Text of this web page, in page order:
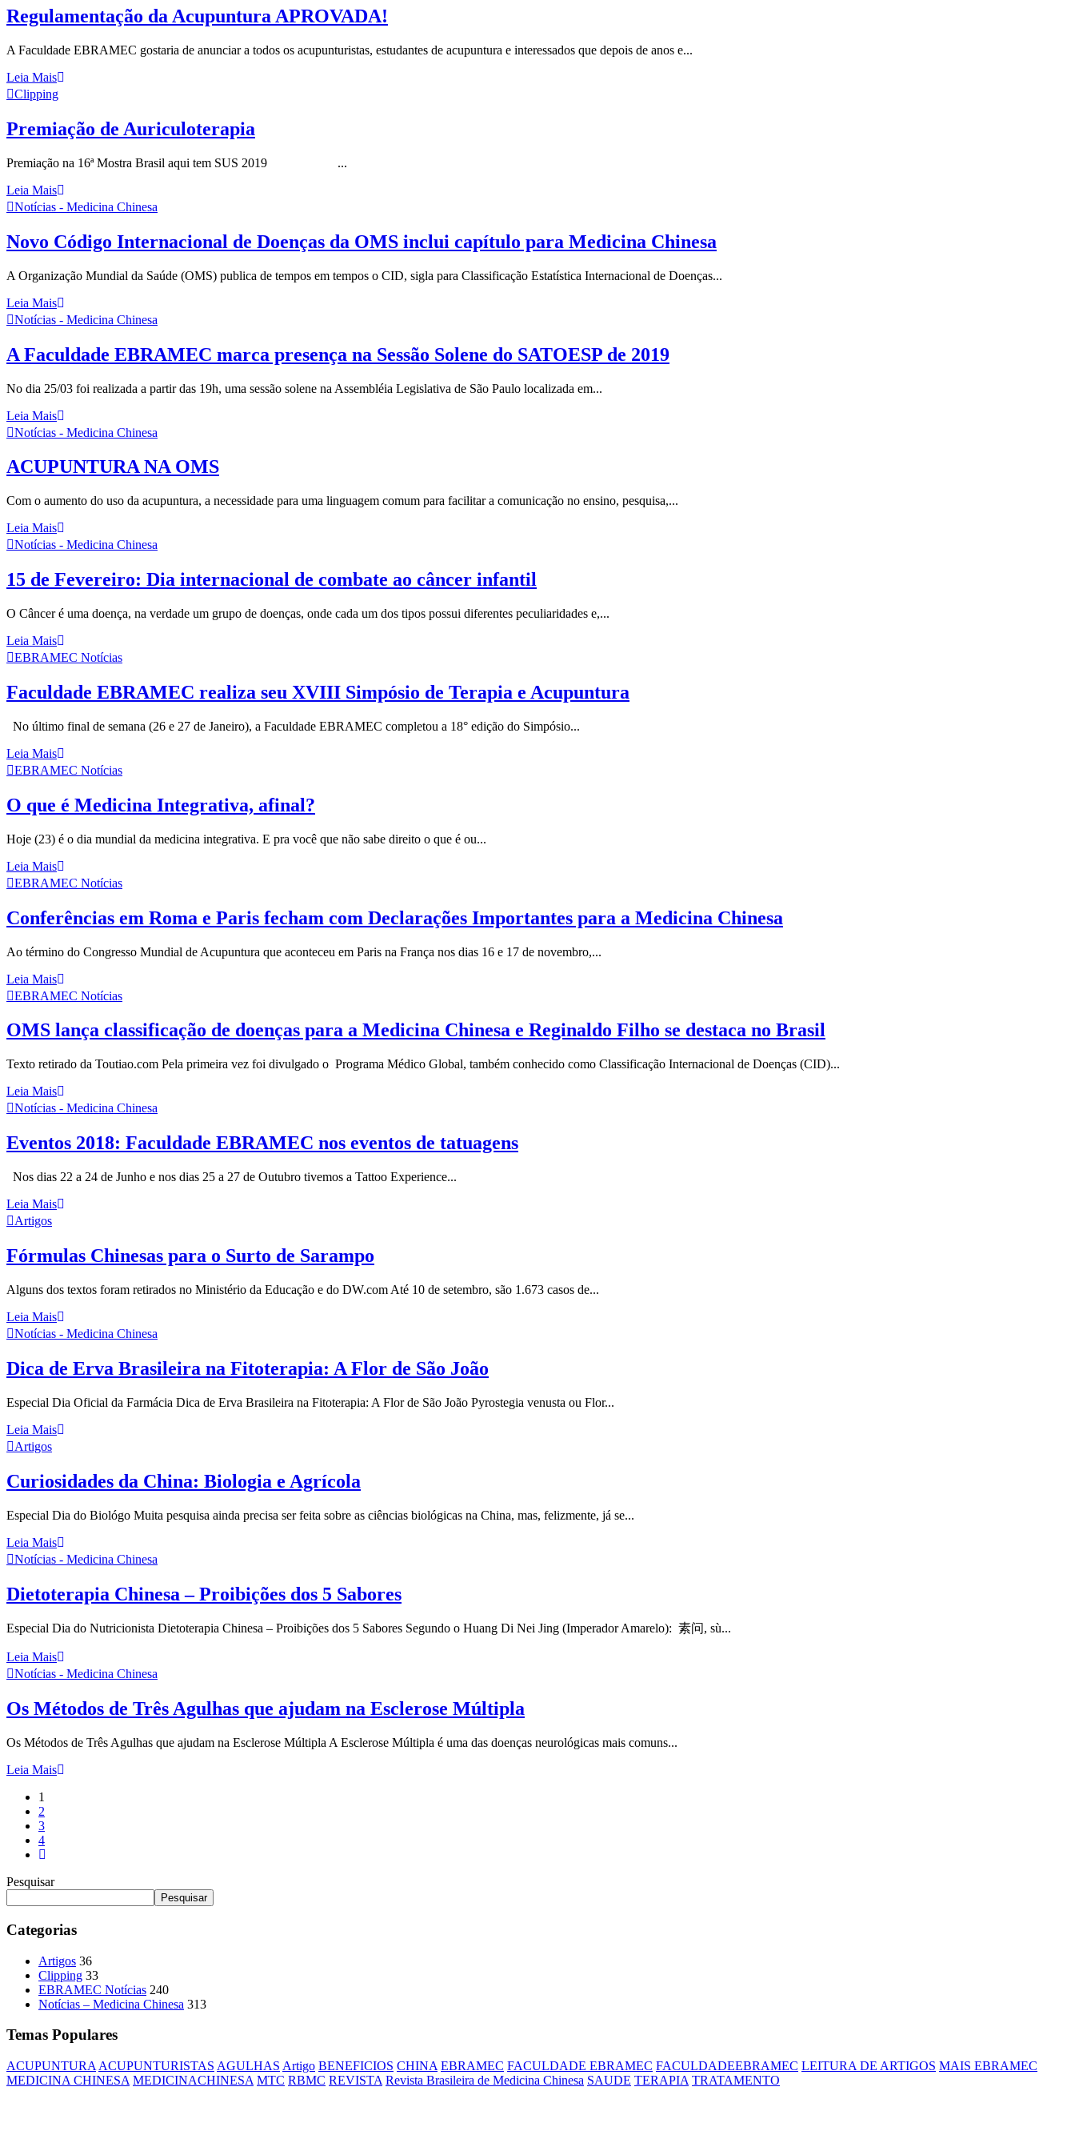
Regulamentação da Acupuntura APROVADA!
A Faculdade EBRAMEC gostaria de anunciar a todos os acupunturistas, estudantes de acupuntura e interessados que depois de anos e...
Leia Mais
Clipping
Premiação de Auriculoterapia
Premiação na 16ª Mostra Brasil aqui tem SUS 2019 ...
Leia Mais
Notícias - Medicina Chinesa
Novo Código Internacional de Doenças da OMS inclui capítulo para Medicina Chinesa
A Organização Mundial da Saúde (OMS) publica de tempos em tempos o CID, sigla para Classificação Estatística Internacional de Doenças...
Leia Mais
Notícias - Medicina Chinesa
A Faculdade EBRAMEC marca presença na Sessão Solene do SATOESP de 2019
No dia 25/03 foi realizada a partir das 19h, uma sessão solene na Assembléia Legislativa de São Paulo localizada em...
Leia Mais
Notícias - Medicina Chinesa
ACUPUNTURA NA OMS
Com o aumento do uso da acupuntura, a necessidade para uma linguagem comum para facilitar a comunicação no ensino, pesquisa,...
Leia Mais
Notícias - Medicina Chinesa
15 de Fevereiro: Dia internacional de combate ao câncer infantil
O Câncer é uma doença, na verdade um grupo de doenças, onde cada um dos tipos possui diferentes peculiaridades e,...
Leia Mais
EBRAMEC Notícias
Faculdade EBRAMEC realiza seu XVIII Simpósio de Terapia e Acupuntura
No último final de semana (26 e 27 de Janeiro), a Faculdade EBRAMEC completou a 18° edição do Simpósio...
Leia Mais
EBRAMEC Notícias
O que é Medicina Integrativa, afinal?
Hoje (23) é o dia mundial da medicina integrativa. E pra você que não sabe direito o que é ou...
Leia Mais
EBRAMEC Notícias
Conferências em Roma e Paris fecham com Declarações Importantes para a Medicina Chinesa
Ao término do Congresso Mundial de Acupuntura que aconteceu em Paris na França nos dias 16 e 17 de novembro,...
Leia Mais
EBRAMEC Notícias
OMS lança classificação de doenças para a Medicina Chinesa e Reginaldo Filho se destaca no Brasil
Texto retirado da Toutiao.com Pela primeira vez foi divulgado o Programa Médico Global, também conhecido como Classificação Internacional de Doenças (CID)...
Leia Mais
Notícias - Medicina Chinesa
Eventos 2018: Faculdade EBRAMEC nos eventos de tatuagens
Nos dias 22 a 24 de Junho e nos dias 25 a 27 de Outubro tivemos a Tattoo Experience...
Leia Mais
Artigos
Fórmulas Chinesas para o Surto de Sarampo
Alguns dos textos foram retirados no Ministério da Educação e do DW.com Até 10 de setembro, são 1.673 casos de...
Leia Mais
Notícias - Medicina Chinesa
Dica de Erva Brasileira na Fitoterapia: A Flor de São João
Especial Dia Oficial da Farmácia Dica de Erva Brasileira na Fitoterapia: A Flor de São João Pyrostegia venusta ou Flor...
Leia Mais
Artigos
Curiosidades da China: Biologia e Agrícola
Especial Dia do Biológo Muita pesquisa ainda precisa ser feita sobre as ciências biológicas na China, mas, felizmente, já se...
Leia Mais
Notícias - Medicina Chinesa
Dietoterapia Chinesa – Proibições dos 5 Sabores
Especial Dia do Nutricionista Dietoterapia Chinesa – Proibições dos 5 Sabores Segundo o Huang Di Nei Jing (Imperador Amarelo): 素问, sù...
Leia Mais
Notícias - Medicina Chinesa
Os Métodos de Três Agulhas que ajudam na Esclerose Múltipla
Os Métodos de Três Agulhas que ajudam na Esclerose Múltipla A Esclerose Múltipla é uma das doenças neurológicas mais comuns...
Leia Mais
1
2
3
4
Pesquisar
Pesquisar
Categorias
Artigos 36
Clipping 33
EBRAMEC Notícias 240
Notícias – Medicina Chinesa 313
Temas Populares
ACUPUNTURA ACUPUNTURISTAS AGULHAS Artigo BENEFICIOS CHINA EBRAMEC FACULDADE EBRAMEC FACULDADEEBRAMEC LEITURA DE ARTIGOS MAIS EBRAMEC
MEDICINA CHINESA MEDICINACHINESA MTC RBMC REVISTA Revista Brasileira de Medicina Chinesa SAUDE TERAPIA TRATAMENTO